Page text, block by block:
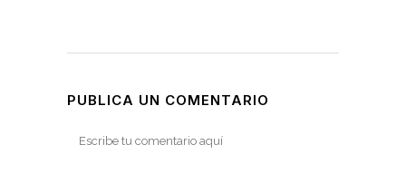
PUBLICA UN COMENTARIO